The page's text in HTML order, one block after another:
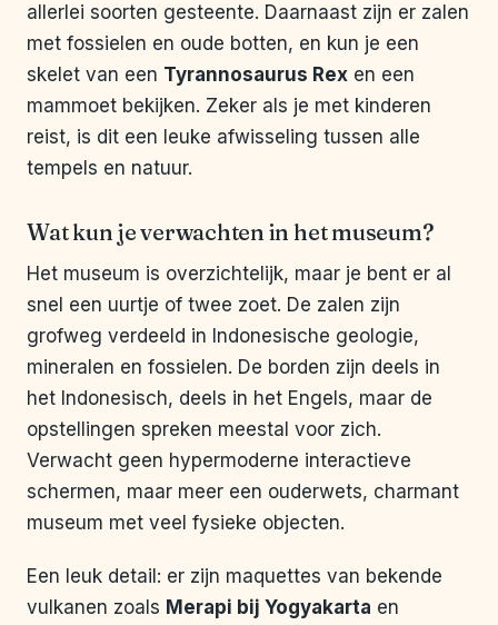
allerlei soorten gesteente. Daarnaast zijn er zalen
met fossielen en oude botten, en kun je een
skelet van een Tyrannosaurus Rex en een
mammoet bekijken. Zeker als je met kinderen
reist, is dit een leuke afwisseling tussen alle
tempels en natuur.
Wat kun je verwachten in het museum?
Het museum is overzichtelijk, maar je bent er al
snel een uurtje of twee zoet. De zalen zijn
grofweg verdeeld in Indonesische geologie,
mineralen en fossielen. De borden zijn deels in
het Indonesisch, deels in het Engels, maar de
opstellingen spreken meestal voor zich.
Verwacht geen hypermoderne interactieve
schermen, maar meer een ouderwets, charmant
museum met veel fysieke objecten.
Een leuk detail: er zijn maquettes van bekende
vulkanen zoals Merapi bij Yogyakarta en